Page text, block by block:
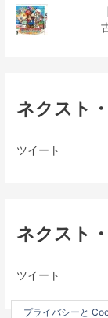
ネクスト
ツイート
ネクスト
ツイート
プライバシーと